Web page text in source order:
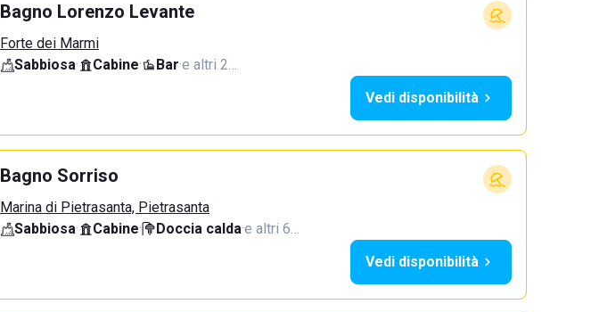
Bagno Lorenzo Levante
Forte dei Marmi
Sabbiosa· Cabine· Bar·e altri 2…
Vedi disponibilità
Bagno Sorriso
Marina di Pietrasanta, Pietrasanta
Sabbiosa· Cabine· Doccia calda·e altri 6…
Vedi disponibilità